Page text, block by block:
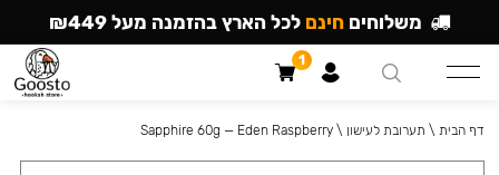
דף הבית \ תערובת לעישון \
Sapphire 60g — Eden Raspberry
משלוחים חינם לכל הארץ בהזמנה מעל ₪449
1